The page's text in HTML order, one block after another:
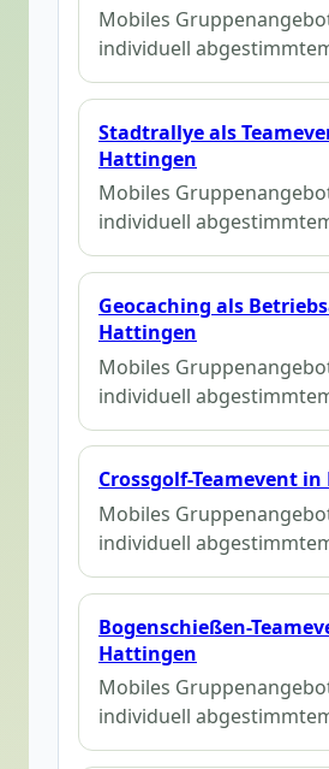
Mobiles
individuell
Stadtrallye als
Hattingen
Mobiles
individuell
Geocaching als
Hattingen
Mobiles
individuell
Crossgolf-Teamevent
Mobiles
individuell
Bogenschießen-
Hattingen
Mobiles
individuell